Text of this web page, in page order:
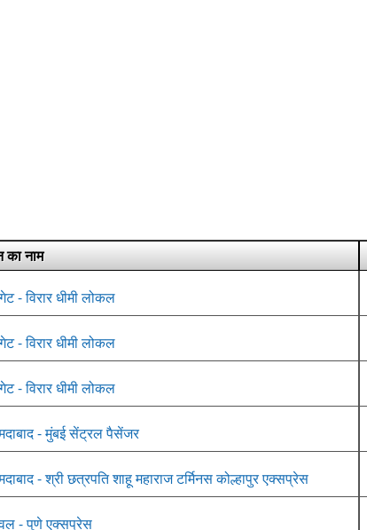
का नाम
- विरार धीमी लोकल
- विरार धीमी लोकल
- विरार धीमी लोकल
- मुंबई सेंट्रल पैसेंजर
- श्री छत्रपति शाहू महाराज टर्मिनस कोल्हापुर एक्सप्रेस
- पुणे एक्सप्रेस